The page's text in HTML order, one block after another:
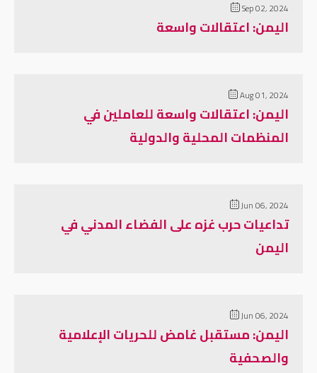
Sep 02, 2024
اليمن: اعتقالات واسعة
Aug 01, 2024
اليمن: اعتقالات واسعة للعاملين في
المنظمات المحلية والدولية
Jun 06, 2024
تداعيات حرب غزه على الفضاء المدني في
اليمن
Jun 06, 2024
اليمن: مستقبل غامض للحريات الإعلامية
والصحفية